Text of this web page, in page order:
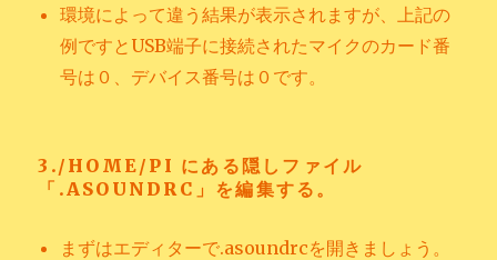
環境によって違う結果が表示されますが、上記の
例ですとUSB端子に接続されたマイクのカード番
号は０、デバイス番号は０です。
3./HOME/PI にある隠しファイル
「.ASOUNDRC」を編集する。
まずはエディターで.asoundrcを開きましょう。